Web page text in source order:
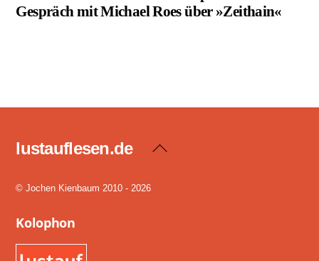
Gespräch mit Michael Roes über »Zeithain«
Back
lustauflesen.de
© Jochen Kienbaum 2010 - 2026
Kolophon